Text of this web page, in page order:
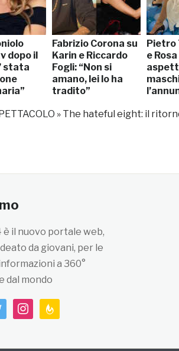
dopo il
stata
Fabrizio Corona su
Karin e Riccardo
Fogli: “Non si
amano, lei lo ha
tradito”
Pietro
e
» The hateful eight: il
è il nuovo portale web,
da giovani, per le
a 360°
dal mondo
instagramfeedburner